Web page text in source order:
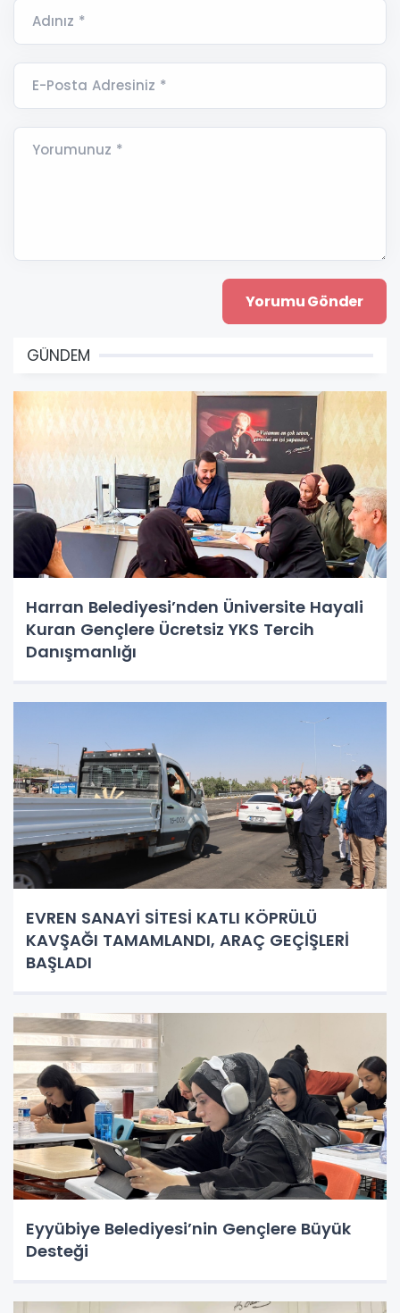
Adınız *
E-Posta Adresiniz *
Yorumunuz *
GÜNDEM
Harran Belediyesi’nden Üniversite Hayali
Kuran Gençlere Ücretsiz YKS Tercih
Danışmanlığı
EVREN SANAYİ SİTESİ KATLI KÖPRÜLÜ
KAVŞAĞI TAMAMLANDI, ARAÇ GEÇİŞLERİ
BAŞLADI
Eyyübiye Belediyesi’nin Gençlere Büyük
Desteği